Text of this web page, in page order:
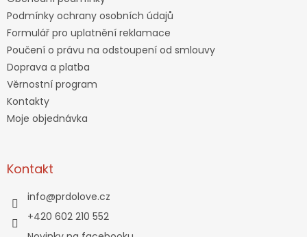
Podmínky ochrany osobních údajů
Formulář pro uplatnění reklamace
Poučení o právu na odstoupení od smlouvy
Doprava a platba
Věrnostní program
Kontakty
Moje objednávka
Kontakt
info@prdolove.cz
+420 602 210 552